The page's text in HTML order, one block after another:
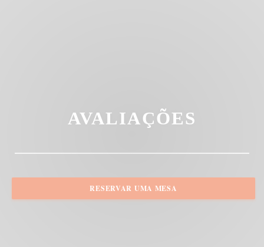
AVALIAÇÕES
RESERVAR UMA MESA